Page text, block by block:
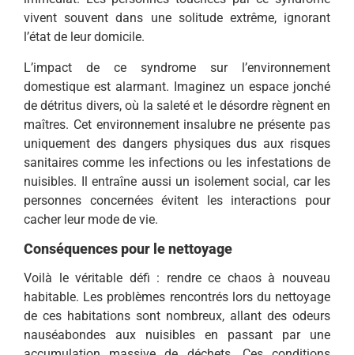
vivent souvent dans une solitude extrême, ignorant
l’état de leur domicile.
L’impact de ce syndrome sur l’environnement
domestique est alarmant. Imaginez un espace jonché
de détritus divers, où la saleté et le désordre règnent en
maîtres. Cet environnement insalubre ne présente pas
uniquement des dangers physiques dus aux risques
sanitaires comme les infections ou les infestations de
nuisibles. Il entraîne aussi un isolement social, car les
personnes concernées évitent les interactions pour
cacher leur mode de vie.
Conséquences pour le nettoyage
Voilà le véritable défi : rendre ce chaos à nouveau
habitable. Les problèmes rencontrés lors du nettoyage
de ces habitations sont nombreux, allant des odeurs
nauséabondes aux nuisibles en passant par une